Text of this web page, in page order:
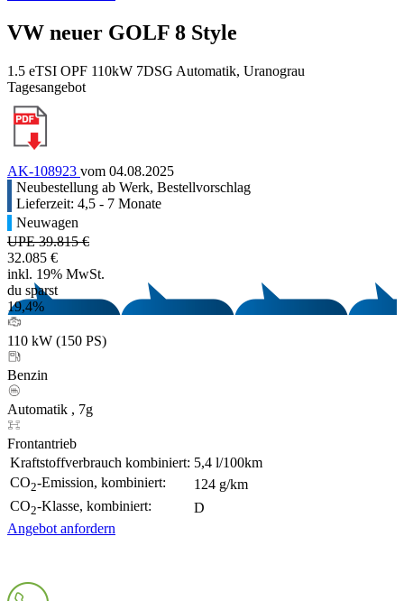
VW neuer GOLF 8 Style
1.5 eTSI OPF 110kW 7DSG Automatik, Uranograu
Tagesangebot
AK-108923 vom 04.08.2025
Neubestellung ab Werk, Bestellvorschlag
Lieferzeit: 4,5 - 7 Monate
Neuwagen
UPE 39.815 €
32.085 €
inkl. 19% MwSt.
du sparst
19,4%
110 kW (150 PS)
Benzin
Automatik , 7g
Frontantrieb
Kraftstoffverbrauch kombiniert: 5,4 l/100km
CO2-Emission, kombiniert:
124 g/km
CO2-Klasse, kombiniert:
D
Angebot anfordern